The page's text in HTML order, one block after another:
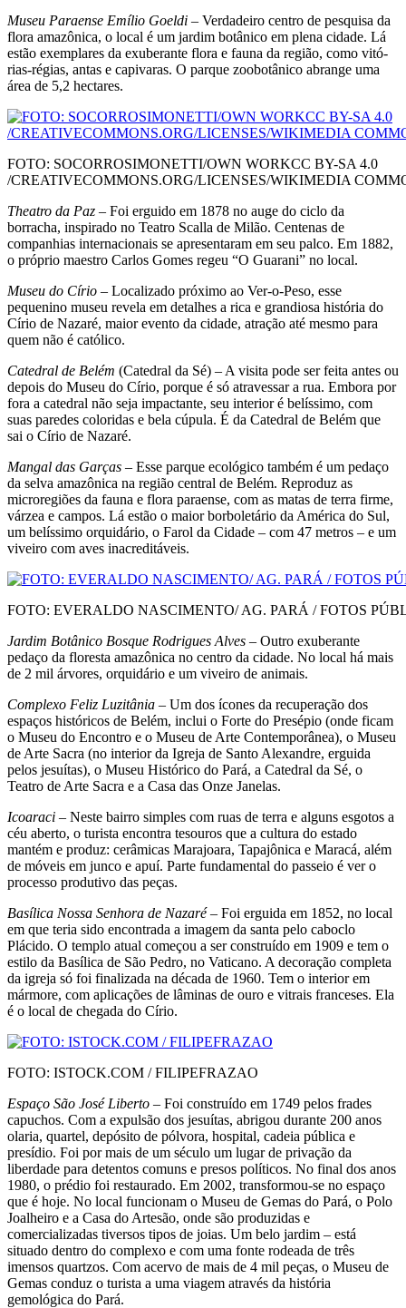
Museu Paraense Emílio Goeldi – Verdadeiro centro de pesquisa da
flora amazônica, o local é um jardim botânico em plena cidade. Lá
estão exempla­res da exuberante flora e fauna da região, como vitó­
rias-régias, antas e capivaras. O parque zoobotânico abrange uma
área de 5,2 hectares.
FOTO: SOCORROSIMONETTI/OWN WORKCC BY-SA 4.0
/CREATIVECOMMONS.ORG/LICENSES/WIKIMEDIA
Theatro da Paz – Foi erguido em 1878 no auge do ciclo da
borracha, inspirado no Teatro Scalla de Milão. Centenas de
companhias internacionais se apresenta­ram em seu palco. Em 1882,
o próprio maestro Carlos Gomes regeu “O Guarani” no local.
Museu do Círio – Localizado próximo ao Ver-o-Pe­so, esse
pequenino museu revela em detalhes a rica e grandiosa história do
Círio de Nazaré, maior evento da cidade, atração até mesmo para
quem não é católico.
Catedral de Belém (Catedral da Sé) – A visi­ta pode ser feita antes ou
depois do Museu do Círio, porque é só atravessar a rua. Embora por
fora a cate­dral não seja impactante, seu interior é belíssimo, com
suas paredes coloridas e bela cúpula. É da Catedral de Belém que
sai o Círio de Nazaré.
Mangal das Garças – Esse parque ecológico tam­bém é um pedaço
da selva amazônica na região cen­tral de Belém. Reproduz as
microregiões da fauna e flora paraense, com as matas de terra firme,
várzea e campos. Lá estão o maior borboletário da América do Sul,
um belíssimo orquidário, o Farol da Cidade – com 47 metros – e um
viveiro com aves inacreditáveis.
FOTO: EVERALDO NASCIMENTO/ AG. PARÁ / FOTOS
Jardim Botânico Bosque Rodrigues Alves – Outro exuberante
pedaço da floresta amazônica no centro da cidade. No local há mais
de 2 mil árvores, orquidário e um viveiro de animais.
Complexo Feliz Luzitânia – Um dos ícones da recuperação dos
espaços históricos de Belém, inclui o Forte do Presépio (onde ficam
o Museu do Encontro e o Museu de Arte Contemporânea), o Museu
de Arte Sacra (no interior da Igreja de Santo Alexandre, erguida
pelos jesuítas), o Museu Histórico do Pará, a Catedral da Sé, o
Teatro de Arte Sacra e a Casa das Onze Janelas.
Icoaraci – Neste bairro simples com ruas de terra e alguns esgotos a
céu aberto, o turista encontra tesou­ros que a cultura do estado
mantém e produz: cerâmi­cas Marajoara, Tapajônica e Maracá, além
de móveis em junco e apuí. Parte fundamental do passeio é ver o
processo produtivo das peças.
Basílica Nossa Senhora de Nazaré– Foi er­guida em 1852, no local
em que teria sido encontrada a imagem da santa pelo caboclo
Plácido. O templo atual começou a ser construído em 1909 e tem o
estilo da Basílica de São Pedro, no Vaticano. A decoração com­pleta
da igreja só foi finalizada na década de 1960. Tem o interior em
mármore, com aplicações de lâminas de ouro e vitrais franceses. Ela
é o local de chegada do Círio.
FOTO: ISTOCK.COM / FILIPEFRAZAO
Espaço São José Liberto – Foi construído em 1749 pelos frades
capuchos. Com a expulsão dos jesuí­tas, abrigou durante 200 anos
olaria, quartel, depósito de pólvora, hospital, cadeia pública e
presídio. Foi por mais de um século um lugar de privação da
liberdade para detentos comuns e presos políticos. No final dos anos
1980, o prédio foi restaurado. Em 2002, trans­formou-se no espaço
que é hoje. No local funcionam o Museu de Gemas do Pará, o Polo
Joalheiro e a Casa do Artesão, onde são produzidas e
comercializadas tiver­sos tipos de joias. Um belo jardim – está
situado dentro do complexo e com uma fonte rodeada de três
imensos quartzos. Com acervo de mais de 4 mil peças, o Museu de
Gemas conduz o turista a uma viagem através da história
gemológica do Pará.